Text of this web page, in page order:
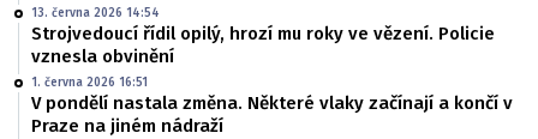
13. června 2026 14:54
Strojvedoucí řídil opilý, hrozí mu roky ve vězení. Policie
vznesla obvinění
1. června 2026 16:51
V pondělí nastala změna. Některé vlaky začínají a končí v
Praze na jiném nádraží